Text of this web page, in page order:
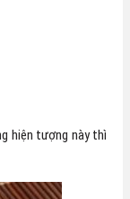
hiện tượng này thì